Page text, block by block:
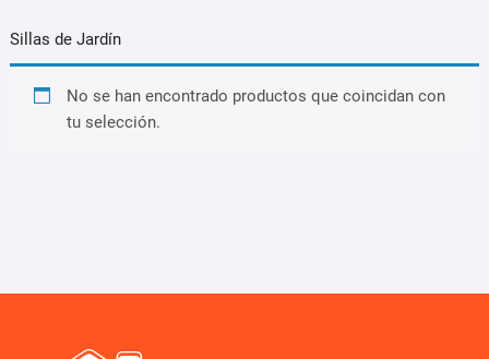
Sillas de Jardín
No se han encontrado productos que coincidan con
tu selección.